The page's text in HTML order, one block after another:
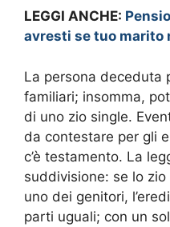
LEGGI ANCHE:
avresti se tuo marito
La persona deceduta
familiari; insomma,
di uno zio single.
da contestare per gli
c’è testamento. La
suddivisione: se lo
uno dei genitori,
parti uguali; con un